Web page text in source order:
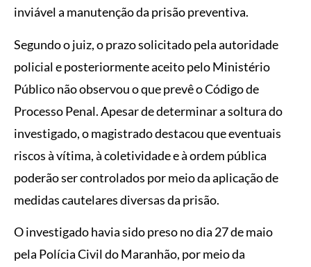
inviável a manutenção da prisão preventiva.
Segundo o juiz, o prazo solicitado pela autoridade
policial e posteriormente aceito pelo Ministério
Público não observou o que prevê o Código de
Processo Penal. Apesar de determinar a soltura do
investigado, o magistrado destacou que eventuais
riscos à vítima, à coletividade e à ordem pública
poderão ser controlados por meio da aplicação de
medidas cautelares diversas da prisão.
O investigado havia sido preso no dia 27 de maio
pela Polícia Civil do Maranhão, por meio da